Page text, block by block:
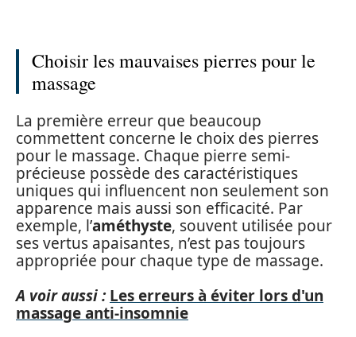
Choisir les mauvaises pierres pour le
massage
La première erreur que beaucoup
commettent concerne le choix des pierres
pour le massage. Chaque pierre semi-
précieuse possède des caractéristiques
uniques qui influencent non seulement son
apparence mais aussi son efficacité. Par
exemple, l’améthyste, souvent utilisée pour
ses vertus apaisantes, n’est pas toujours
appropriée pour chaque type de massage.
A voir aussi : Les erreurs à éviter lors d'un
massage anti-insomnie